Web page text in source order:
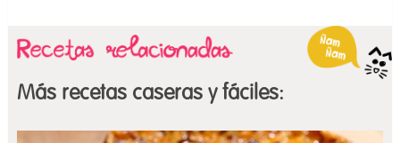
Más recetas caseras y fáciles: